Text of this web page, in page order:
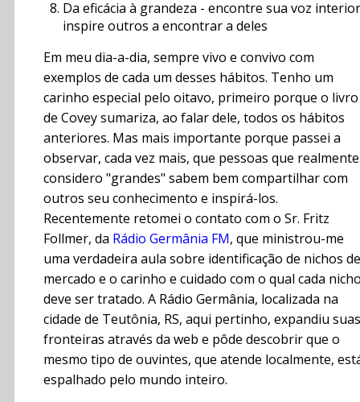
Da eficácia à grandeza - encontre sua voz
inspire outros a encontrar a deles
Em meu dia-a-dia, sempre vivo e convivo com
exemplos de cada um desses hábitos. Tenho um
carinho especial pelo oitavo, primeiro porque o livro
de Covey sumariza, ao falar dele, todos os hábitos
anteriores. Mas mais importante porque passei a
observar, cada vez mais, que pessoas que realmente
considero "grandes" sabem bem compartilhar com
outros seu conhecimento e inspirá-los.
Recentemente retomei o contato com o Sr. Fritz
Follmer, da Rádio Germânia FM, que ministrou-me
uma verdadeira aula sobre identificação de nichos de
mercado e o carinho e cuidado com o qual cada
deve ser tratado. A Rádio Germânia, localizada na
cidade de Teutônia, RS, aqui pertinho, expandiu suas
fronteiras através da web e pôde descobrir que o
mesmo tipo de ouvintes, que atende localmente,
espalhado pelo mundo inteiro.